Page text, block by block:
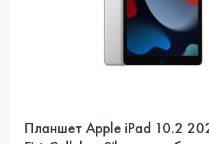
Планшет Apple iPad 10.2